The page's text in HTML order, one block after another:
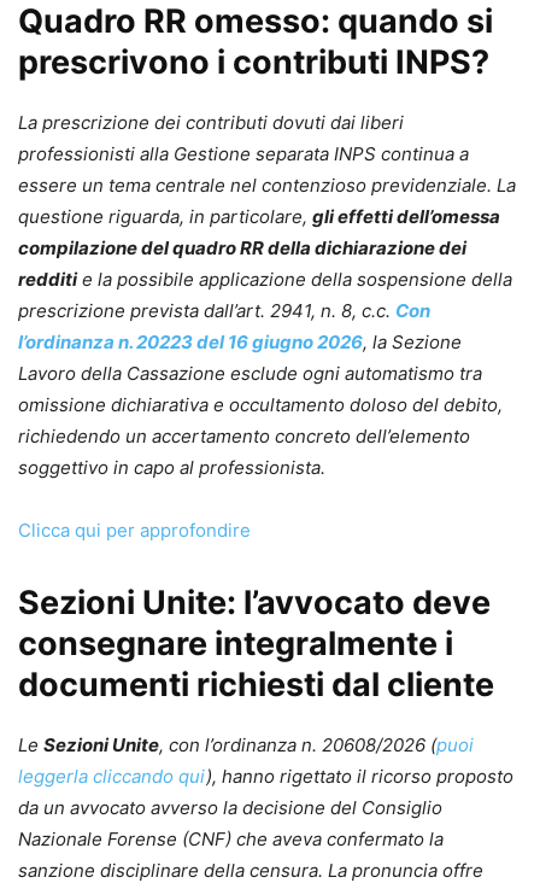
Quadro RR omesso: quando si
prescrivono i contributi INPS?
La prescrizione dei contributi dovuti dai liberi
professionisti alla Gestione separata INPS continua a
essere un tema centrale nel contenzioso previdenziale. La
questione riguarda, in particolare, gli effetti dell’omessa
compilazione del quadro RR della dichiarazione dei
redditie la possibile applicazione della sospensione della
prescrizione prevista dall’art. 2941, n. 8, c.c. Con
l’ordinanza n. 20223 del 16 giugno 2026, la Sezione
Lavoro della Cassazione esclude ogni automatismo tra
omissione dichiarativa e occultamento doloso del debito,
richiedendo un accertamento concreto dell’elemento
soggettivo in capo al professionista.
Clicca qui per approfondire
Sezioni Unite: l’avvocato deve
consegnare integralmente i
documenti richiesti dal cliente
Le Sezioni Unite, con l’ordinanza n. 20608/2026 (puoi
leggerla cliccando qui), hanno rigettato il ricorso proposto
da un avvocato avverso la decisione del Consiglio
Nazionale Forense (CNF) che aveva confermato la
sanzione disciplinare della censura. La pronuncia offre